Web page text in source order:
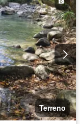
Terreno